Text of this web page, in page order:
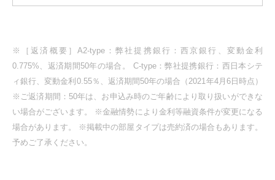
※［返済概要］A2-type：弊社提携銀行：西京銀行、変動金利
0.775%、返済期間50年の場合。 C-type：弊社提携銀行：西日本シテ
ィ銀行、変動金利0.55％、返済期間50年の場合（2021年4月6日時点）
※ご返済期間：50年は、お申込み時のご年齢により取り扱いができな
い場合がございます。 ※金融情勢により金利等融資条件が変更になる
場合があります。 ※掲載中の部屋タイプは売約済の場合もあります。
予めご了承ください。